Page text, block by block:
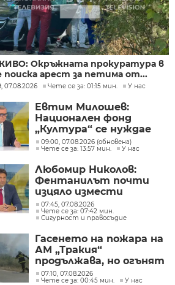
Окръжната прокуратура в
поиска арест за петима от...
07.08.2026 Чете се за: 01:15 мин. У нас
Евтим Милошев:
Национален фонд
„Култура“ се нуждае
от законодателна
реформа, а процесите в
министерството ще
бъдат максимално
прозрачни
09:00, 07.08.2026 (обновена)
Чете се за: 13:57 мин.
У нас
Любомир Николов:
Фентанилът почти
изцяло измести
хероина, възможно е
разбитата
лаборатория да е
единствената у нас
07:45, 07.08.2026
Чете се за: 07:42 мин.
Сигурност и правосъдие
Гасенето на пожара на
АМ „Тракия“
продължава, но огънят
е локализиран
07:10, 07.08.2026
Чете се за: 00:45 мин.
У нас